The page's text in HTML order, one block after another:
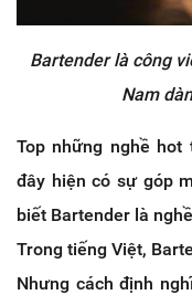
Bartender là công
Nam
Top những nghề
đây hiện có sự góp
biết Bartender là
Trong tiếng Việt,
Nhưng cách định